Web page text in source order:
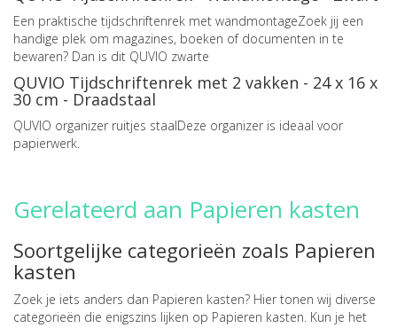
Een praktische tijdschriftenrek met wandmontageZoek jij een
handige plek om magazines, boeken of documenten in te
bewaren? Dan is dit QUVIO zwarte
QUVIO Tijdschriftenrek met 2 vakken - 24 x 16 x
30 cm - Draadstaal
QUVIO organizer ruitjes staalDeze organizer is ideaal voor
papierwerk.
Gerelateerd aan Papieren kasten
Soortgelijke categorieën zoals Papieren
kasten
Zoek je iets anders dan Papieren kasten? Hier tonen wij diverse
categorieën die enigszins lijken op Papieren kasten. Kun je het